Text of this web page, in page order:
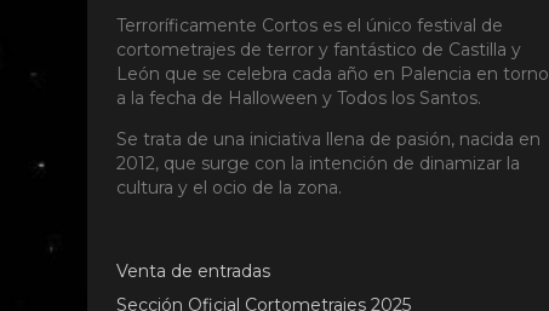
Terroríficamente Cortos es el único festival de
cortometrajes de terror y fantástico de Castilla y
León que se celebra cada año en Palencia en torno
a la fecha de Halloween y Todos los Santos.
Se trata de una iniciativa llena de pasión, nacida en
2012, que surge con la intención de dinamizar la
cultura y el ocio de la zona.
Venta de entradas
Sección Oficial Cortometrajes 2025